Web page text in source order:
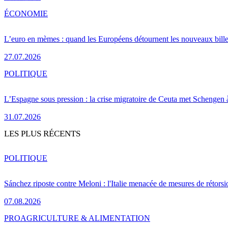
L’euro en mèmes : quand les Européens détournent les nouveaux
27.07.2026
ÉCONOMIE
L’Espagne sous pression : la crise migratoire de Ceuta met Schengen
31.07.2026
POLITIQUE
LES PLUS RÉCENTS
Sánchez riposte contre Meloni : l'Italie menacée de mesures de
07.08.2026
POLITIQUE
PROAGRICULTURE & ALIMENTATION